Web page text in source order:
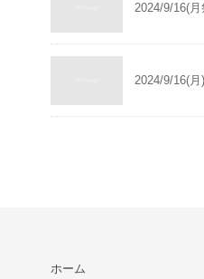
2024/9/16(
2024/9/16(
ホーム